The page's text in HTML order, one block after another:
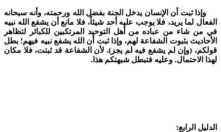
ثبت أن الإنسان يدخل الجنة بفضل الله ورحمته، وأنه سبحانه
لما يريد، فلا يوجب عليه أحد شيئاً، فلا مانع أن يشفع الله نبيه
من شاء من عباده من أهل التوحيد المرتكبين للكبائر لتظاهر
بثبوت الشفاعة لهم، وإذا ثبت أن الله يشفع نبيه فيهم؛ بطل
(وإن لم يشفع فيه لم يجز). لأن الشفاعة قد ثبتت، فلا مكان
الاحتمال. وعليه فتبطل شبهتكم هذا.
الرابع: